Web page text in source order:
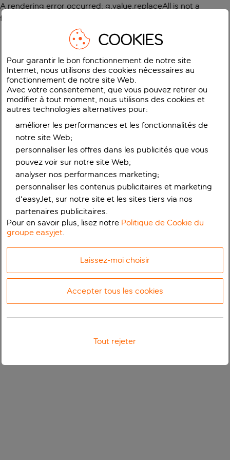
A rendering error occurred: g.value.replaceAll is not a
function
COOKIES
Pour garantir le bon fonctionnement de notre site
Internet, nous utilisons des cookies nécessaires au
fonctionnement de notre site Web.
Avec votre consentement, que vous pouvez retirer ou
modifier à tout moment, nous utilisons des cookies et
autres technologies alternatives pour:
améliorer les performances et les fonctionnalités de
notre site Web;
personnaliser les offres dans les publicités que vous
pouvez voir sur notre site Web;
analyser nos performances marketing;
personnaliser les contenus publicitaires et marketing
d'easyJet, sur notre site et les sites tiers via nos
partenaires publicitaires.
Pour en savoir plus, lisez notre Politique de Cookie du
groupe easyjet.
Laissez-moi choisir
Accepter tous les cookies
Tout rejeter